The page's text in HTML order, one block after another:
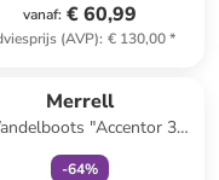
vanaf: € 60,99
(AVP): € 130,00*
Merrell
"Accentor 3
Sport Mid GTX" zwart
-64%